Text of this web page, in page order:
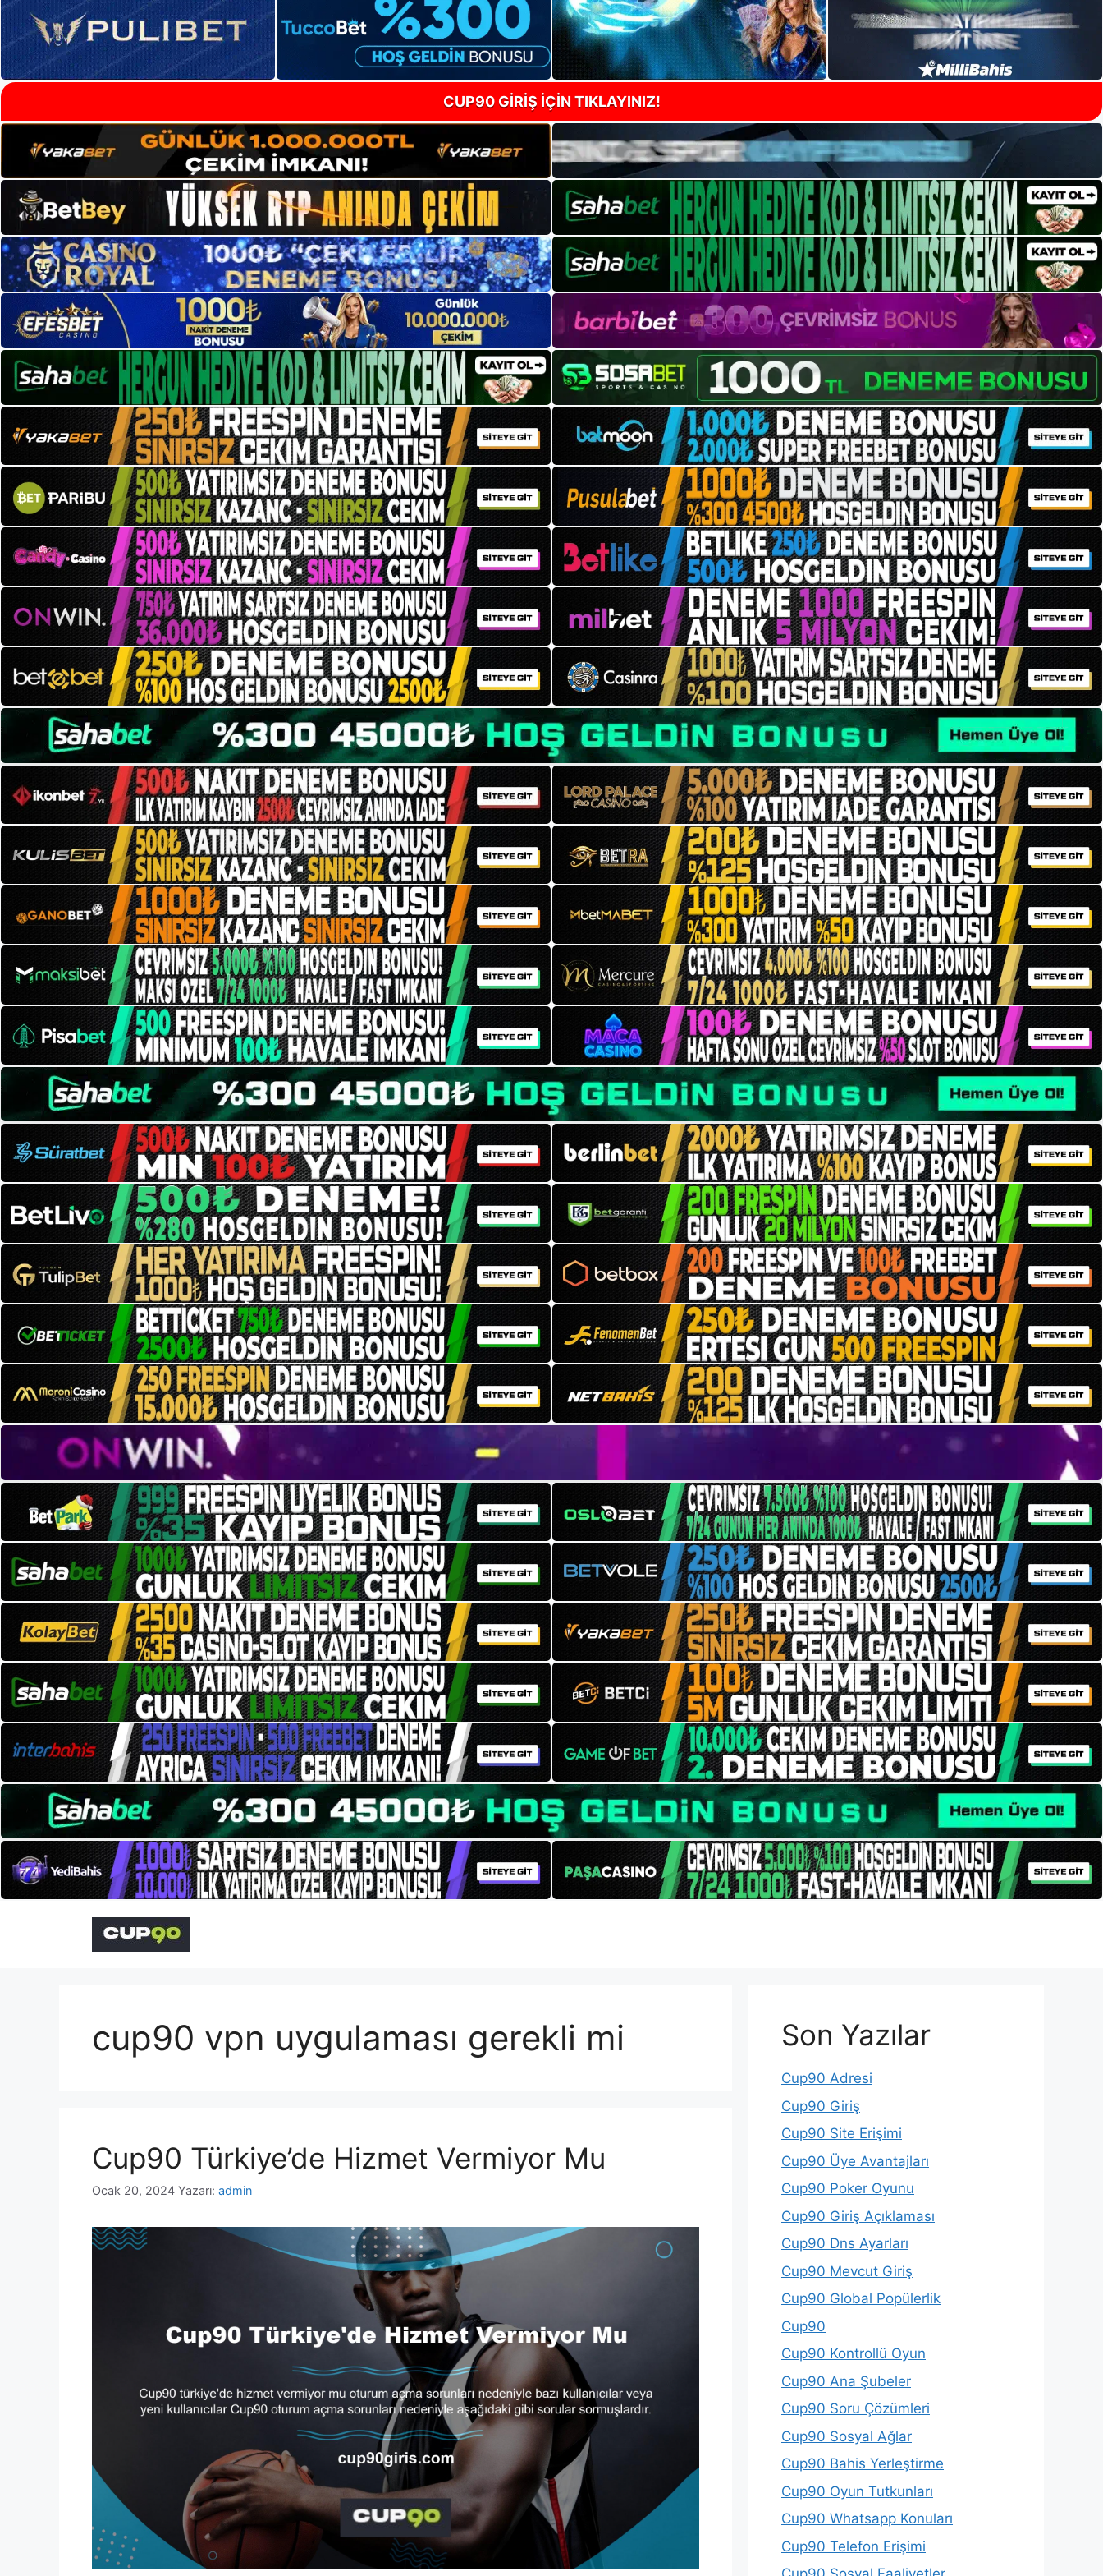
CUP90 GİRİŞ İÇİN TIKLAYINIZ!
cup90 vpn uygulaması gerekli mi
Cup90 Türkiye’de Hizmet Vermiyor Mu
Ocak 20, 2024 Yazarı: admin
Son Yazılar
Cup90 Adresi
Cup90 Giriş
Cup90 Site Erişimi
Cup90 Üye Avantajları
Cup90 Poker Oyunu
Cup90 Giriş Açıklaması
Cup90 Dns Ayarları
Cup90 Mevcut Giriş
Cup90 Global Popülerlik
Cup90
Cup90 Kontrollü Oyun
Cup90 Ana Şubeler
Cup90 Soru Çözümleri
Cup90 Sosyal Ağlar
Cup90 Bahis Yerleştirme
Cup90 Oyun Tutkunları
Cup90 Whatsapp Konuları
Cup90 Telefon Erişimi